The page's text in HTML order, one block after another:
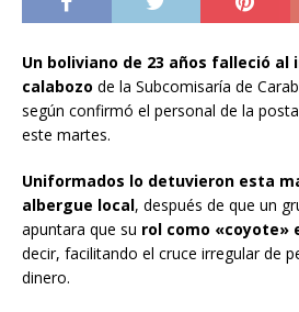
Un boliviano de 23 años falleció al
calabozo de la Subcomisaría de
según confirmó el personal de la
este martes.
Uniformados lo detuvieron esta
albergue local, después de que un
apuntara que su rol como «coyote»
decir, facilitando el cruce irregular de
dinero.